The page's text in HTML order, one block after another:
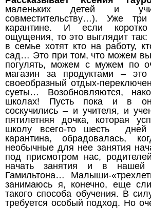
маленьких детей и
совместительству…). Уже
карантине. И если
ощущения, то это выглядит так:
в семье хотят кто на работу,
сад… Это при том, что можем
погулять, можем с мужем по
магазин за продуктами –
своеобразный отдых-
суеты… Возобновляются,
школах! Пусть пока и в
соскучились – и учителя, и
пятилетняя дочка, которая
школу всего-то шесть дней
карантина, обрадовалась,
необычные для нее занятия
под присмотром нас,
начать занятия и в нашей
Гамильтона… Малыши-
занимаюсь я, конечно, еще
такого способа обучения. В
требуется особый подход. Но